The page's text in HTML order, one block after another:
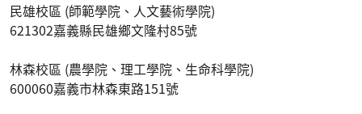
民雄校區 (師範學院、人文藝術學院)
621302嘉義縣民雄鄉文隆村85號
林森校區 (農學院、理工學院、生命科學院)
600060嘉義市林森東路151號